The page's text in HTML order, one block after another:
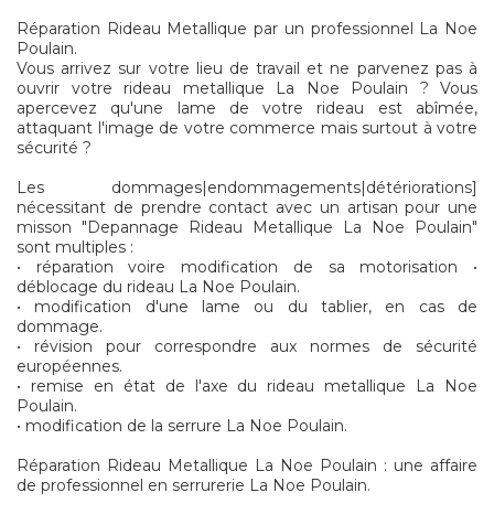
Réparation Rideau Metallique par un professionnel La Noe
Poulain.
Vous arrivez sur votre lieu de travail et ne parvenez pas à
ouvrir votre rideau metallique La Noe Poulain ? Vous
apercevez qu'une lame de votre rideau est abîmée,
attaquant l'image de votre commerce mais surtout à votre
sécurité ?
Les dommages|endommagements|détériorations]
nécessitant de prendre contact avec un artisan pour une
misson "Depannage Rideau Metallique La Noe Poulain"
sont multiples :
• réparation voire modification de sa motorisation •
déblocage du rideau La Noe Poulain.
• modification d'une lame ou du tablier, en cas de
dommage.
• révision pour correspondre aux normes de sécurité
européennes.
• remise en état de l'axe du rideau metallique La Noe
Poulain.
• modification de la serrure La Noe Poulain.
Réparation Rideau Metallique La Noe Poulain : une affaire
de professionnel en serrurerie La Noe Poulain.